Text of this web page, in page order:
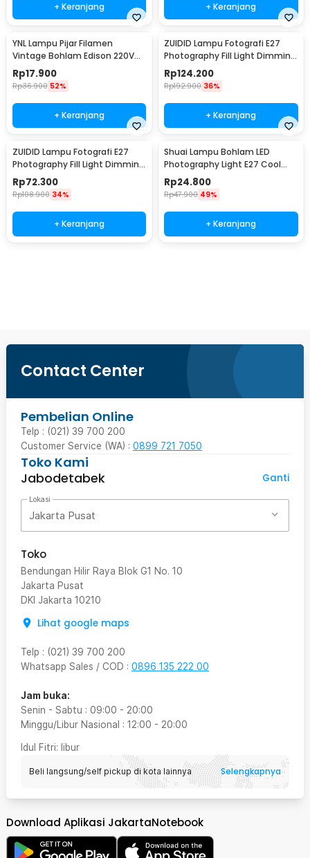
+ Keranjang + Keranjang
YNL Lampu Pijar Filamen
Vintage Bohlam Edison 220V
40W - T45
Rp17.900
Rp36.900 52%
+ Keranjang
ZUIDID Lampu Fotografi E27
Photography Fill Light Dimming
with Remote 150W - Z-27
Rp124.200
Rp192.900 36%
+ Keranjang
ZUIDID Lampu Fotografi E27
Photography Fill Light Dimming
with Remote 85W - Z-27
Rp72.300
Rp108.900 34%
+ Keranjang
Shuai Lampu Bohlam LED
Photography Light E27 Cool
White 6500K 30W - BL-94
Rp24.800
Rp47.900 49%
+ Keranjang
Contact Center
Pembelian Online
Telp : (021) 39 700 200
Customer Service (WA) : 0899 721 7050
Toko Kami
Jabodetabek
Ganti
Lokasi
Jakarta Pusat
Toko
Bendungan Hilir Raya Blok G1 No. 10
Jakarta Pusat
DKI Jakarta 10210
Lihat google maps
Telp : (021) 39 700 200
Whatsapp Sales / COD : 0896 135 222 00
Jam buka:
Senin - Sabtu : 09:00 - 20:00
Minggu/Libur Nasional : 12:00 - 20:00
Idul Fitri: libur
Beli langsung/self pickup di kota lainnya Selengkapnya
Download Aplikasi JakartaNotebook